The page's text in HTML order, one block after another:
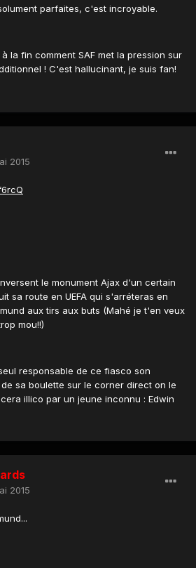
parfaites, c'est incroyable.
la fin comment SAF met la pression sur
! C'est hallucinant, je suis fan!
2015
le monument Ajax d'un certain
sa route en UEFA qui s'arréteras en
aux tirs aux buts (Mahé je t'en veux
mou!!)
responsable de ce fiasco son
sa boulette sur le corner direct on le
illico par un jeune inconnu : Edwin
2015